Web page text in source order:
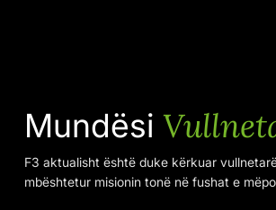
Mundësi
F3 aktualisht është duke kërkuar
mbështetur misionin tonë në fushat e